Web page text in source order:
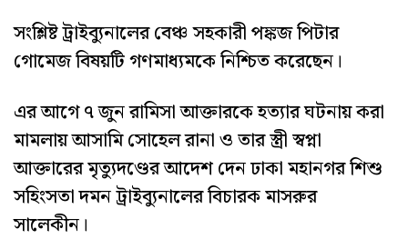
সংশ্লিষ্ট ট্রাইব্যুনালের বেঞ্চ সহকারী পঙ্কজ পিটার
গোমেজ বিষয়টি গণমাধ্যমকে নিশ্চিত করেছেন।
এর আগে ৭ জুন রামিসা আক্তারকে হত্যার ঘটনায় করা
মামলায় আসামি সোহেল রানা ও তার স্ত্রী স্বপ্না
আক্তারের মৃত্যুদণ্ডের আদেশ দেন ঢাকা মহানগর শিশু
সহিংসতা দমন ট্রাইব্যুনালের বিচারক মাসরুর
সালেকীন।